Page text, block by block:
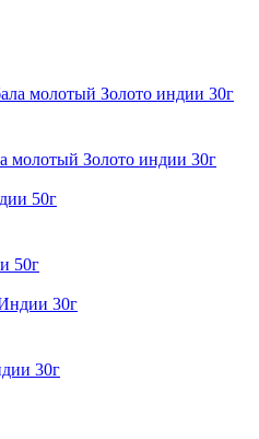
Золото индии 30г
50г
30г